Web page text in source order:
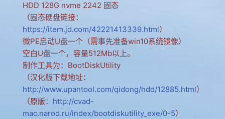
流行.时代.天下
网络新事物
收藏.经典
网友情怀
链接
HDD 128G nvme 2242 固态
（固态硬盘链接：
https://item.jd.com/42221413339.html）
微PE启动U盘一个（需事先准备win10系统镜像）
空白U盘一个，容量512Mb以上。
制作工具为：BootDiskUtility
（汉化版下载地址：
http://www.upantool.com/qidong/hdd/12885.html）
（原版： http://cvad-
mac.narod.ru/index/bootdiskutility_exe/0-5）